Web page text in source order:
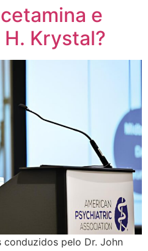
e
Krystal?
conduzidos pelo Dr. John